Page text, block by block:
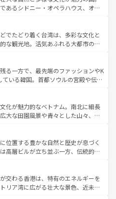
性と豊かな歴史を感じることができ
なお、新着のアメリカ
を参照してほしい。
グリーンに輝く海をはじめ、豊かな
訪れる人々を迎えてくれるハワイの
ルフードやハワイアンミュージッ
スなど、すべてがハワイの魅力を彩
、新着のハワイ情報
照してほしい。
あるシドニー・オペラハウス、オー
部にそびえるウルル（エアーズロッ
しい原生林やケアンズの熱帯雨林な
ん。また、カフェやワイン、オージ
も充実しており、サーフィンやダイ
ど、アウトドア好きにはたまらな
多彩な魅力を存分に味わいつくそ
でたどり着く台湾は、多彩な文化と
な観光地。活気あふれる大都市の台
帯である台湾東部など、都市の喧騒
しており、訪れる人に新しい発見と
る。また、奥深い台湾の食文化も魅
イーツなど、バラエティ豊かな料理
。 なお、新着の台湾情報は コンテンツ一覧を参
る一方で、最先端のファッションやK
いる韓国。首都ソウルの宮殿や伝統
ば四季折々の自然美を楽しむことが
チや焼肉、絶品のストリートフード
料理が待っている。夜には、韓国な
、韓国の多彩な魅力を心ゆくまで味
わってみてほしい。 なお、新着の韓国情報はコンテンツ一
化が魅力的なベトナム。南北に細長
大な田園風景や青々とした山々、世
が息づく。ハノイの古い町並みやホ
統治時代の建物も、独特の雰囲気を
、バラエティの豊かさとおいしさで
ミー、ベトナムコーヒーなどは、ぜ
どの地域を訪れてもあたたかい人々
るので、きっと忘れられない旅にな
位置する豊かな自然と歴史が息づく
高層ビルが立ち並ぶ一方、伝統的な
。北部ではチェンマイなどの山岳地
南部ではプーケットやクラビの美し
分を楽しむことができる。タイ料理
交わる香港は、特有のエネルギーを
リア湾に広がる壮大な景色、近未来